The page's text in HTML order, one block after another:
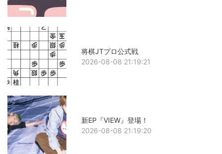
将棋JTプロ公式戦
2026-08-08 21:19:21
新EP『VIEW』登場！
2026-08-08 21:19:20